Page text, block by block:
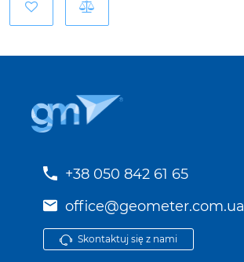
+38 050 842 61 65
office@geometer.com.ua
Skontaktuj się z nami